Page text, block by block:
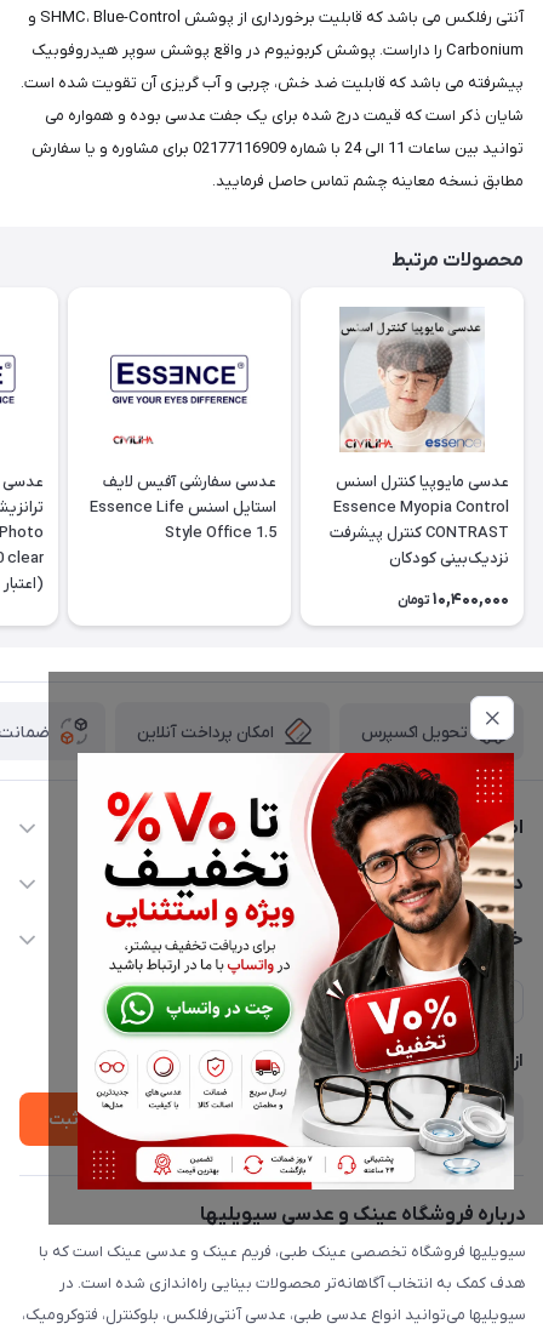
آنتی رفلکس می باشد که قابلیت برخورداری از پوشش SHMC، Blue-Control و
Carbonium را داراست. پوشش کربونیوم در واقع پوشش سوپر هیدروفوبیک
پیشرفته می باشد که قابلیت ضد خش، چربی و آب گریزی آن تقویت شده است.
شایان ذکر است که قیمت درج شده برای یک جفت عدسی بوده و همواره می
توانید بین ساعات 11 الی 24 با شماره 02177116909 برای مشاوره و یا سفارش
مطابق نسخه معاینه چشم تماس حاصل فرمایید.
محصولات مرتبط
عدسی مایوپیا کنترل اسنس
Essence Myopia Control
CONTRAST کنترل پیشرفت
نزدیک‌بینی کودکان
10,400,000 تومان
عدسی سفارشی آفیس لایف
استایل اسنس Essence Life
Style Office 1.5
عدسی
تحویل اکسپرس امکان پرداخت آنلاین ضمانت
اطلاعات تماس
02177116909
info@civiliha.com
ارسال فوری در تهران + ارسال به سراسر کشور
دسترسی سریع
حساب کاربری
مجله فروشگاه
لیست محصولات
درباره ما
خدمات مشتریان
حریم خصوصی
پشتیبانی واتساپ 09397003162
از جدید‌ترین تخفیف‌ها با‌ خبر شوید
ثبت
درباره فروشگاه عینک و عدسی سیویلیها
سیویلیها فروشگاه تخصصی عینک طبی، فریم عینک و عدسی عینک است که با
هدف کمک به انتخاب آگاهانه‌تر محصولات بینایی راه‌اندازی شده است. در
سیویلیها می‌توانید انواع عدسی طبی، عدسی آنتی‌رفلکس، بلوکنترل، فتوکرومیک،